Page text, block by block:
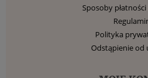
Sposoby
Polityka
Odstąpienie od